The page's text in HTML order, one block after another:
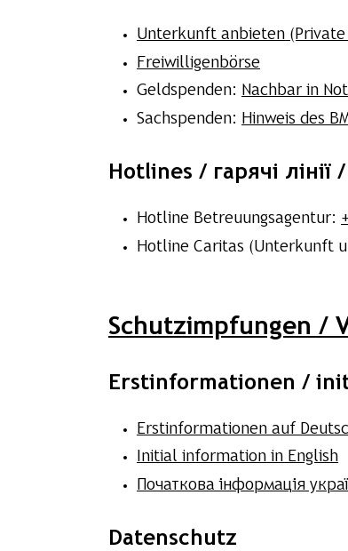
Unterkunft anbieten (Private
Freiwilligenbörse
Geldspenden: Nachbar in Not
Sachspenden: Hinweis des
Hotlines / гарячі
Hotline Betreuungsagentur:
Hotline Caritas (Unterkunft
Schutzimpfungen /
Erstinformationen /
Erstinformationen auf
Initial information in English
Початкова інформація
Datenschutz